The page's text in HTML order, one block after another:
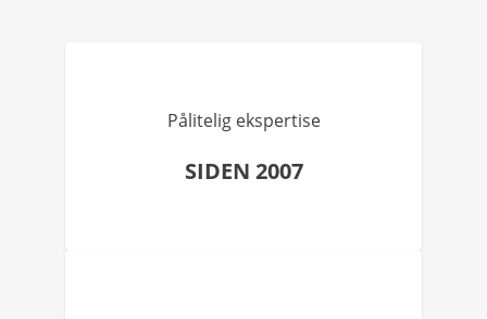
Pålitelig ekspertise
SIDEN 2007